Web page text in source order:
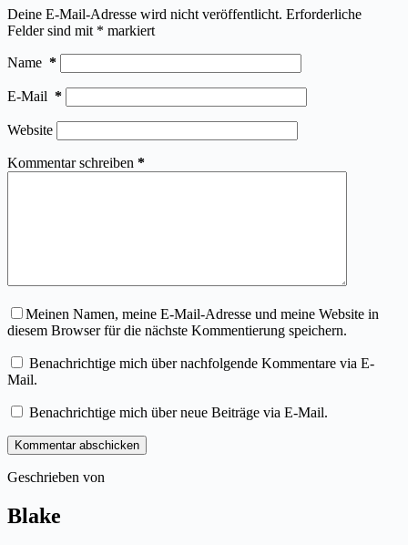
Deine E-Mail-Adresse wird nicht veröffentlicht. Erforderliche
Felder sind mit * markiert
Name *
E-Mail *
Website
Kommentar schreiben *
Meinen Namen, meine E-Mail-Adresse und meine Website in
diesem Browser für die nächste Kommentierung speichern.
Benachrichtige mich über nachfolgende Kommentare via E-
Mail.
Benachrichtige mich über neue Beiträge via E-Mail.
Kommentar abschicken
Geschrieben von
Blake